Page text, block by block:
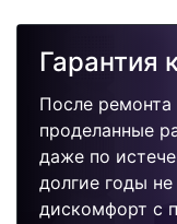
Гарантия
После ремонта
проделанные
даже по
долгие годы
дискомфорт с